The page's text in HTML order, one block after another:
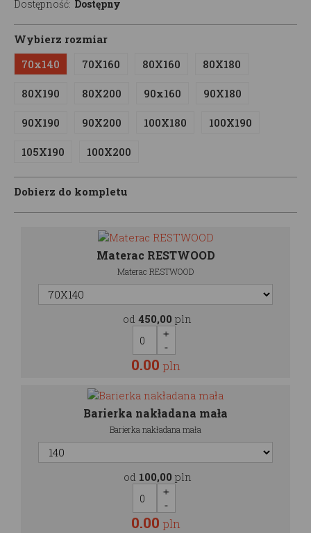
Dostępność: Dostępny
Wybierz rozmiar
70x140
70X160 80X160 80X180
80X190 80X200 90x160 90X180
90X190 90X200 100X180 100X190
105X190 100X200
Dobierz do kompletu
Materac RESTWOOD
Materac RESTWOOD
od 450,00 pln
0.00 pln
Barierka nakładana mała
Barierka nakładana mała
od 100,00 pln
0.00 pln